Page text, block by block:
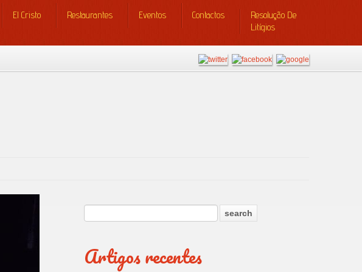
El Cristo Restaurantes Eventos Contactos
Resolução De
Litígios
Artigos recentes